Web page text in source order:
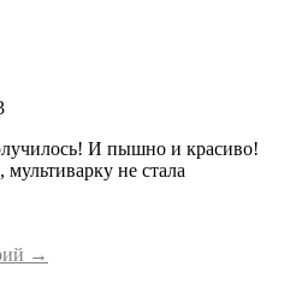
И пышно и красиво!
не стала
→